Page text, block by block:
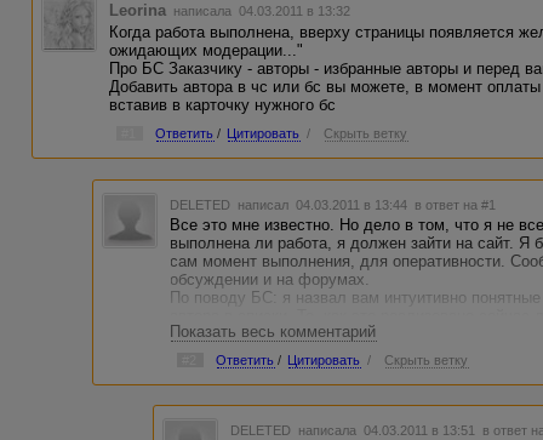
Leorina написала 04.03.2011 в 13:32
Когда работа выполнена, вверху страницы появляется
ожидающих модерации..."
Про БС Заказчику - авторы - избранные авторы и перед
Добавить автора в чс или бс вы можете, в момент
вставив в карточку нужного бс
Ответить / Цитировать / Скрыть ветку
DELETED написал 04.03.2011 в 13:44 в ответ на #1
Все это мне известно. Но дело в том, что я не
выполнена ли работа, я должен зайти на сайт. Я
сам момент выполнения, для оперативности.
обсуждении и на форумах.
По поводу БС: я назвал вам интуитивно
голову пришло. Разве вам не хочется сделать
Показать весь комментарий
Ответить / Цитировать / Скрыть ветку
DELETED написала 04.03.2011 в 13:51 в ответ